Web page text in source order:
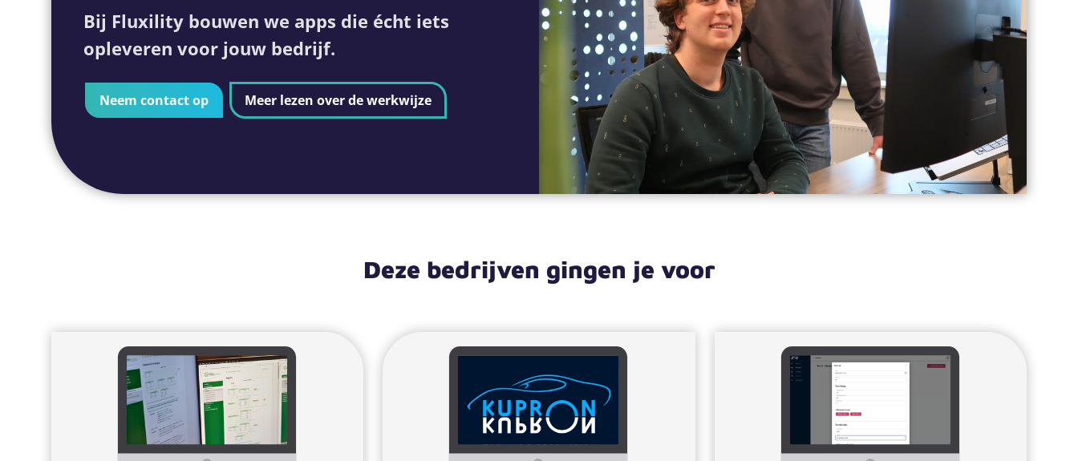
Bij Fluxility bouwen we apps die écht iets
opleveren voor jouw bedrijf.
Neem contact op Meer lezen over de werkwijze
Deze bedrijven gingen je voor